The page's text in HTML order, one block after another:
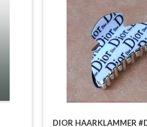
DIOR HAARKLAMMER